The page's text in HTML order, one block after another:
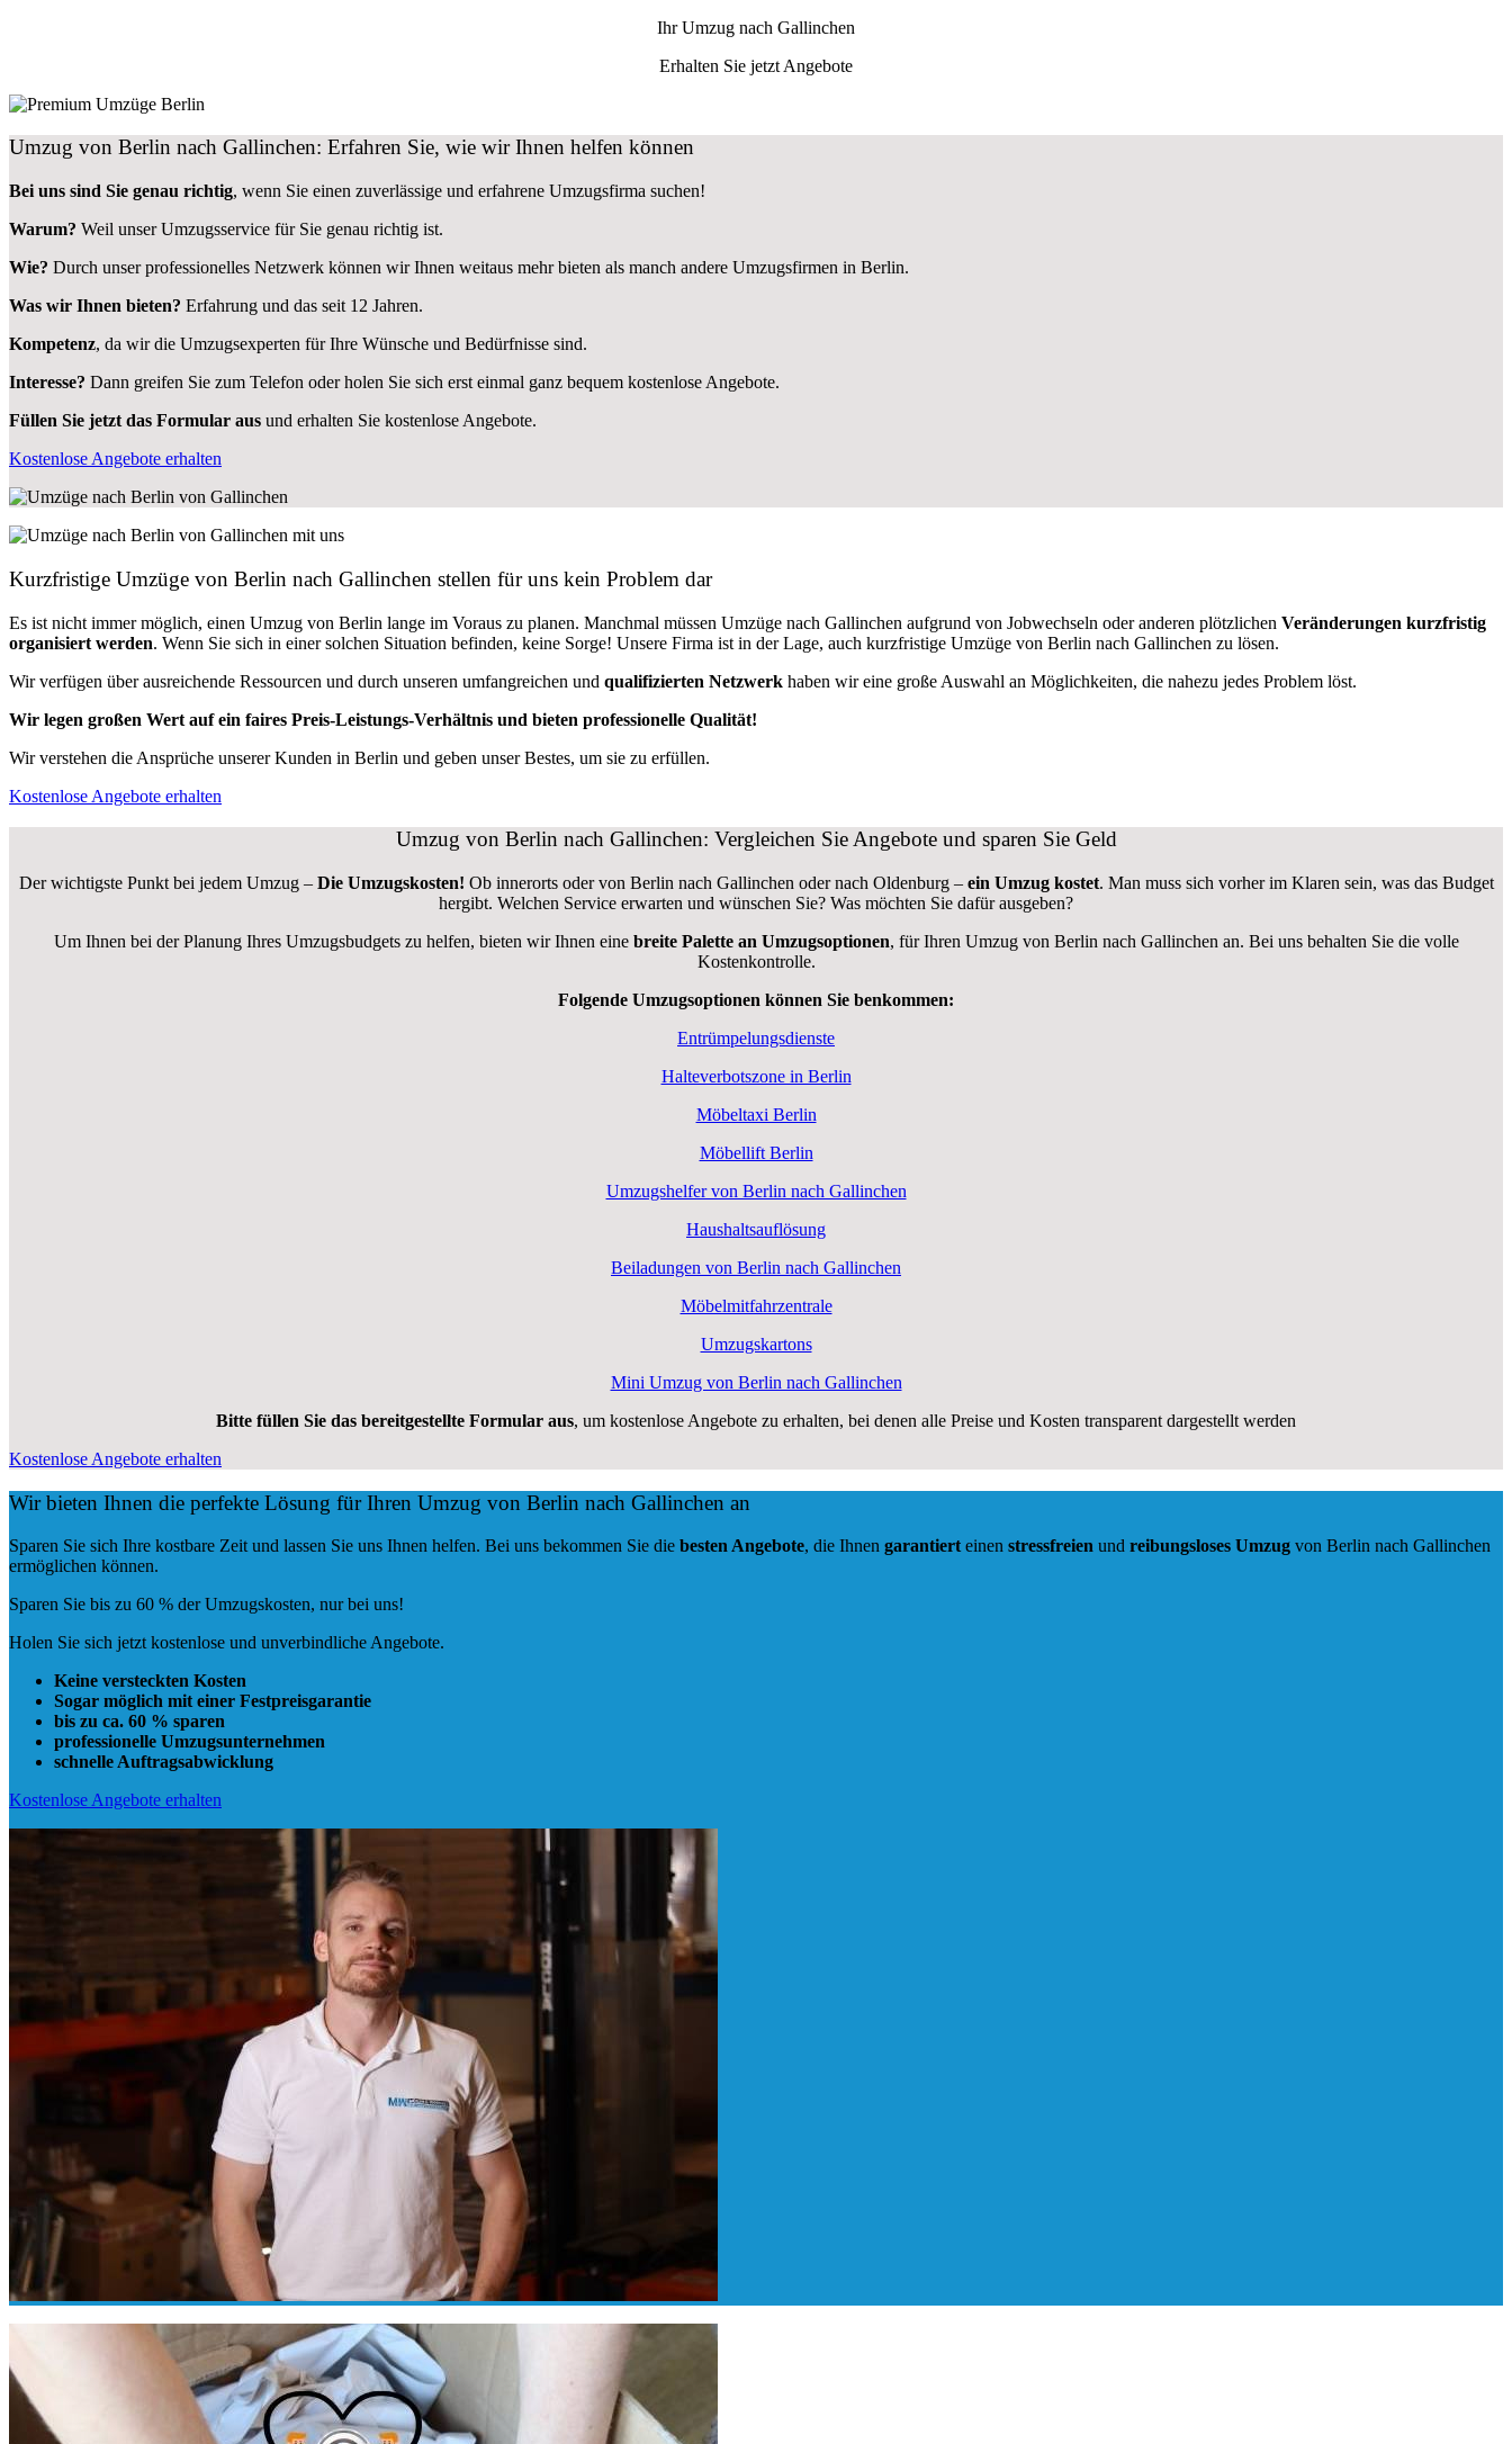
Ihr Umzug nach Gallinchen
Erhalten Sie jetzt Angebote
Umzug von Berlin nach Gallinchen: Erfahren Sie, wie wir Ihnen helfen können
Bei uns sind Sie genau richtig, wenn Sie einen zuverlässige und erfahrene Umzugsfirma suchen!
Warum? Weil unser Umzugsservice für Sie genau richtig ist.
Wie? Durch unser professionelles Netzwerk können wir Ihnen weitaus mehr bieten als manch andere Umzugsfirmen in Berlin.
Was wir Ihnen bieten? Erfahrung und das seit 12 Jahren.
Kompetenz, da wir die Umzugsexperten für Ihre Wünsche und Bedürfnisse sind.
Interesse? Dann greifen Sie zum Telefon oder holen Sie sich erst einmal ganz bequem kostenlose Angebote.
Füllen Sie jetzt das Formular aus und erhalten Sie kostenlose Angebote.
Kostenlose Angebote erhalten
Kurzfristige Umzüge von Berlin nach Gallinchen stellen für uns kein Problem dar
Es ist nicht immer möglich, einen Umzug von Berlin lange im Voraus zu planen. Manchmal müssen Umzüge nach Gallinchen aufgrund von Jobwechseln oder anderen plötzlichen Veränderungen kurzfristig
organisiert werden. Wenn Sie sich in einer solchen Situation befinden, keine Sorge! Unsere Firma ist in der Lage, auch kurzfristige Umzüge von Berlin nach Gallinchen zu lösen.
Wir verfügen über ausreichende Ressourcen und durch unseren umfangreichen und qualifizierten Netzwerk haben wir eine große Auswahl an Möglichkeiten, die nahezu jedes Problem löst.
Wir legen großen Wert auf ein faires Preis-Leistungs-Verhältnis und bieten professionelle Qualität!
Wir verstehen die Ansprüche unserer Kunden in Berlin und geben unser Bestes, um sie zu erfüllen.
Kostenlose Angebote erhalten
Umzug von Berlin nach Gallinchen: Vergleichen Sie Angebote und sparen Sie Geld
Der wichtigste Punkt bei jedem Umzug – Die Umzugskosten! Ob innerorts oder von Berlin nach Gallinchen oder nach Oldenburg – ein Umzug kostet. Man muss sich vorher im Klaren sein, was das Budget
hergibt. Welchen Service erwarten und wünschen Sie? Was möchten Sie dafür ausgeben?
Um Ihnen bei der Planung Ihres Umzugsbudgets zu helfen, bieten wir Ihnen eine breite Palette an Umzugsoptionen, für Ihren Umzug von Berlin nach Gallinchen an. Bei uns behalten Sie die volle
Kostenkontrolle.
Folgende Umzugsoptionen können Sie benkommen:
Entrümpelungsdienste
Halteverbotszone in Berlin
Möbeltaxi Berlin
Möbellift Berlin
Umzugshelfer von Berlin nach Gallinchen
Haushaltsauflösung
Beiladungen von Berlin nach Gallinchen
Möbelmitfahrzentrale
Umzugskartons
Mini Umzug von Berlin nach Gallinchen
Bitte füllen Sie das bereitgestellte Formular aus, um kostenlose Angebote zu erhalten, bei denen alle Preise und Kosten transparent dargestellt werden
Kostenlose Angebote erhalten
Wir bieten Ihnen die perfekte Lösung für Ihren Umzug von Berlin nach Gallinchen an
Sparen Sie sich Ihre kostbare Zeit und lassen Sie uns Ihnen helfen. Bei uns bekommen Sie die besten Angebote, die Ihnen garantiert einen stressfreien und reibungsloses Umzug von Berlin nach Gallinchen
ermöglichen können.
Sparen Sie bis zu 60 % der Umzugskosten, nur bei uns!
Holen Sie sich jetzt kostenlose und unverbindliche Angebote.
Keine versteckten Kosten
Sogar möglich mit einer Festpreisgarantie
bis zu ca. 60 % sparen
professionelle Umzugsunternehmen
schnelle Auftragsabwicklung
Kostenlose Angebote erhalten